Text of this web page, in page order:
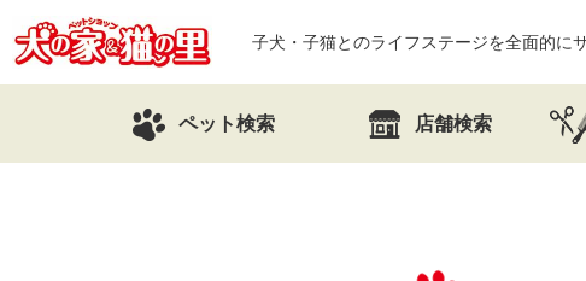
子犬・子猫とのライフステージを全面的に
ペット検索 店舗検索